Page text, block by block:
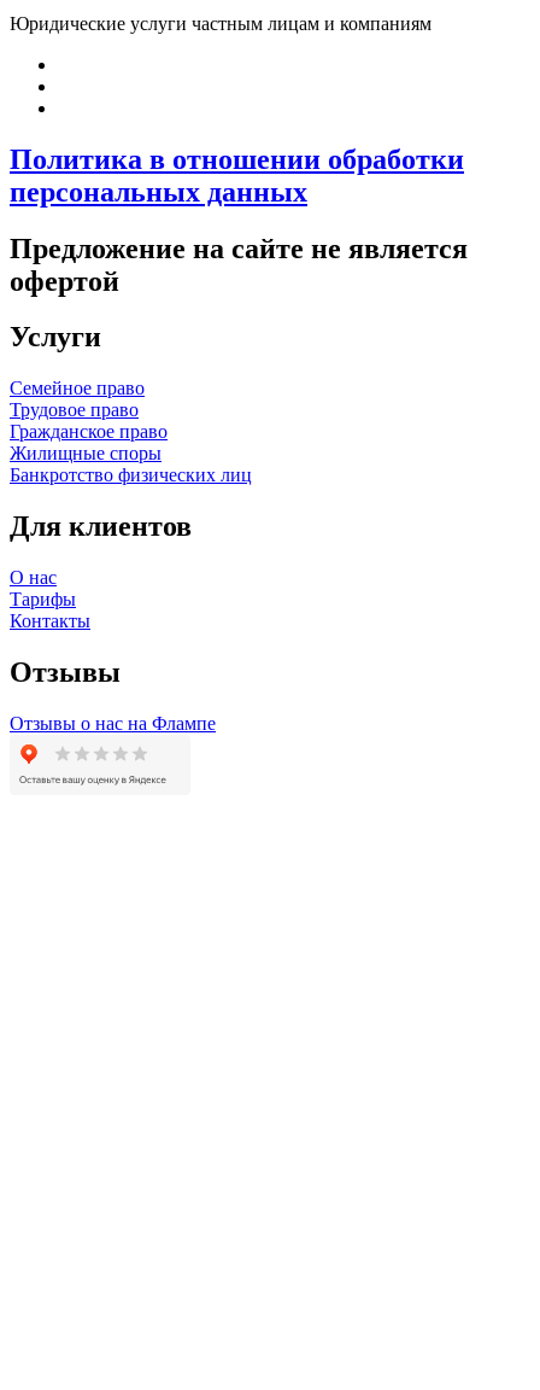
Юридические услуги частным лицам и компаниям
Политика в отношении обработки
персональных данных
Предложение на сайте не является
офертой
Услуги
Семейное право
Трудовое право
Гражданское право
Жилищные споры
Банкротство физических лиц
Для клиентов
О нас
Тарифы
Контакты
Отзывы
Отзывы о нас на Флампе